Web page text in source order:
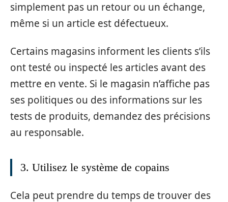
simplement pas un retour ou un échange,
même si un article est défectueux.
Certains magasins informent les clients s’ils
ont testé ou inspecté les articles avant des
mettre en vente. Si le magasin n’affiche pas
ses politiques ou des informations sur les
tests de produits, demandez des précisions
au responsable.
3. Utilisez le système de copains
Cela peut prendre du temps de trouver des